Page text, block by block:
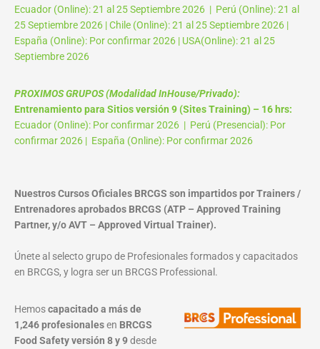
Ecuador (Online): 21 al 25 Septiembre 2026 | Perú (Online): 21 al
25 Septiembre 2026 | Chile (Online): 21 al 25 Septiembre 2026 |
España (Online): Por confirmar 2026 | USA(Online): 21 al 25
Septiembre 2026
PROXIMOS GRUPOS (Modalidad InHouse/Privado):
Entrenamiento para Sitios versión 9 (Sites Training) – 16 hrs:
Ecuador (Online): Por confirmar 2026 | Perú (Presencial): Por
confirmar 2026 | España (Online): Por confirmar 2026
Nuestros Cursos Oficiales BRCGS son impartidos por Trainers /
Entrenadores aprobados BRCGS (ATP – Approved Training
Partner, y/o AVT – Approved Virtual Trainer).
Únete al selecto grupo de Profesionales formados y capacitados
en BRCGS, y logra ser un BRCGS Professional.
Hemoscapacitado a más de
1,246 profesionalesen BRCGS
Food Safety versión 8 y 9desde